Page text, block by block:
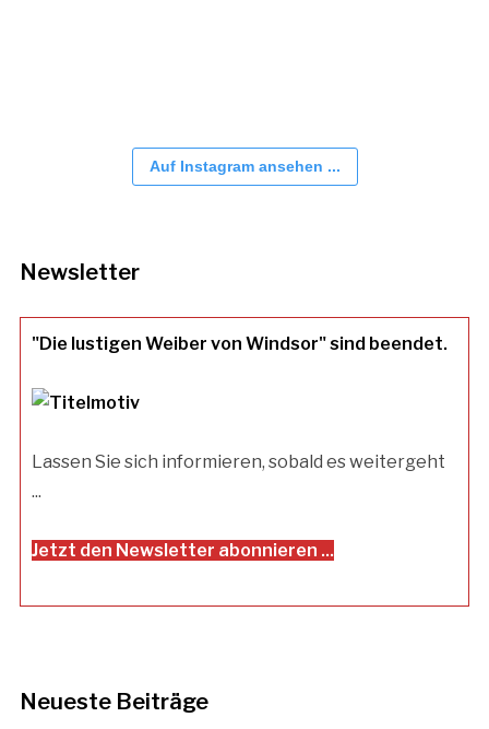
Auf Instagram ansehen ...
Newsletter
"Die lustigen Weiber von Windsor" sind beendet.
Lassen Sie sich informieren, sobald es weitergeht
...
Jetzt den Newsletter abonnieren ...
Neueste Beiträge